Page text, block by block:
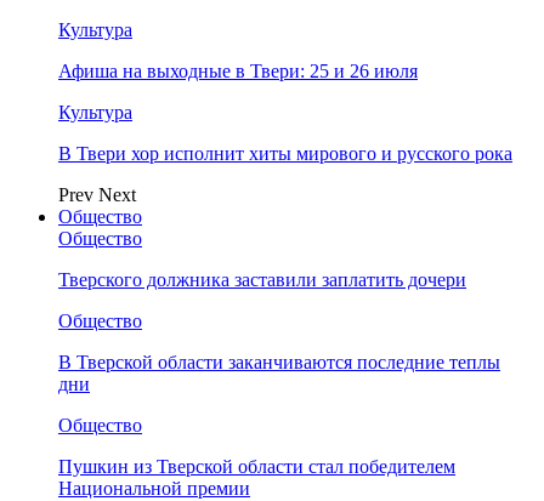
Культура
Афиша на выходные в Твери: 25 и 26 июля
Культура
В Твери хор исполнит хиты мирового и русского рока
Prev Next
Общество
Общество
Тверского должника заставили заплатить дочери
Общество
В Тверской области заканчиваются последние теплы
дни
Общество
Пушкин из Тверской области стал победителем
Национальной премии